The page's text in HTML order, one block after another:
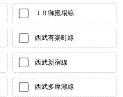
ＪＲ御殿場線
西武有楽町線
西武新宿線
西武多摩湖線